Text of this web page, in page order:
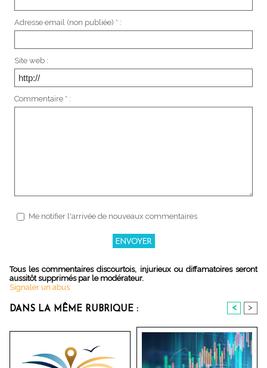
Adresse email (non publiée) * :
Site web :
Commentaire * :
Me notifier l'arrivée de nouveaux commentaires
Tous les commentaires discourtois, injurieux ou diffamatoires seront
aussitôt supprimés par le modérateur.
Signaler un abus
DANS LA MÊME RUBRIQUE : < >